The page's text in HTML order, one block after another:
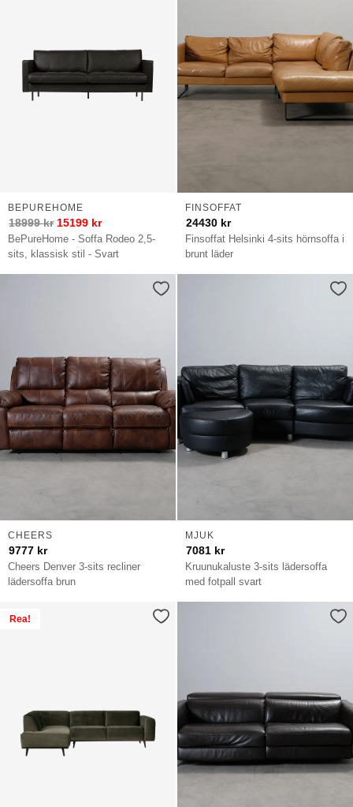
BePureHome - Soffa Rodeo 2,5-
sits, klassisk stil - Svart
BEPUREHOME
18999kr 15199 kr
Finsoffat Helsinki 4-sits hörnsoffa i
brunt läder
FINSOFFAT
24430 kr
Cheers Denver 3-sits recliner
lädersoffa brun
CHEERS
9777 kr
Kruunukaluste 3-sits lädersoffa
med fotpall svart
MJUK
7081 kr
Rea!